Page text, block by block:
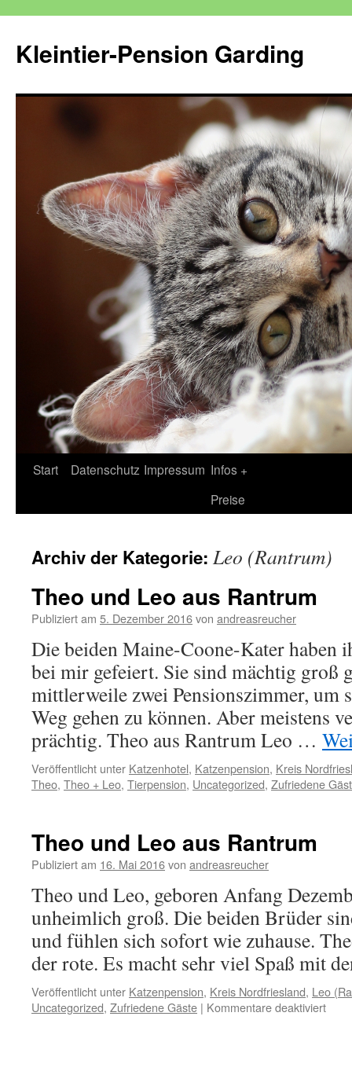
Kleintier-Pension Garding
Zum
Start Datenschutz Impressum Infos +
Preise
Archiv der Kategorie: Leo (Rantrum)
Theo und Leo aus Rantrum
Publiziert am 5. Dezember 2016von andreasreucher
Die beiden Maine-Coone-Kater haben
bei mir gefeiert. Sie sind mächtig groß
mittlerweile zwei Pensionszimmer, um
Weg gehen zu können. Aber meistens
prächtig. Theo aus Rantrum Leo …
Veröffentlicht unter Katzenhotel, Katzenpension, Kreis
Theo, Theo + Leo, Tierpension, Uncategorized, Zufriedene
Theo und Leo aus Rantrum
Publiziert am 16. Mai 2016von andreasreucher
Theo und Leo, geboren Anfang
unheimlich groß. Die beiden Brüder
und fühlen sich sofort wie zuhause.
der rote. Es macht sehr viel Spaß mit
Veröffentlicht unter Katzenpension, Kreis Nordfriesland, Leo
Uncategorized, Zufriedene Gäste | Kommentare deaktiviertfür